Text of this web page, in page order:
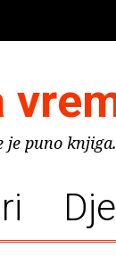
je puno knjiga.